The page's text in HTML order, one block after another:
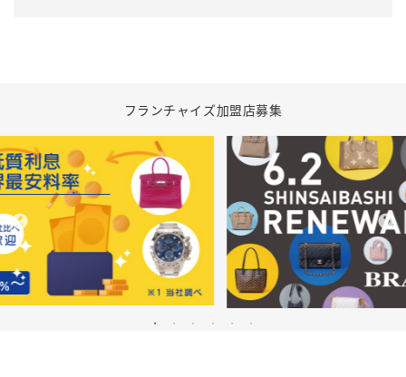
フランチャイズ加盟店募集